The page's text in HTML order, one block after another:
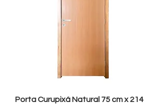
Porta Curupixá Natural 75 cm x 214